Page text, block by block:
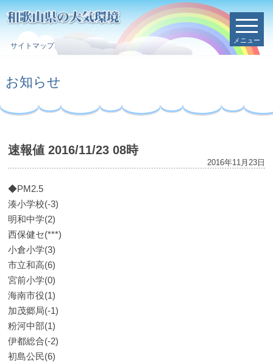
サイトマップ
メニュー
お知らせ
速報値 2016/11/23 08時
2016年11月23日
◆PM2.5
湊小学校(-3)
明和中学(2)
西保健セ(***)
小倉小学(3)
市立和高(6)
宮前小学(0)
海南市役(1)
加茂郷局(-1)
粉河中部(1)
伊都総合(-2)
初島公民(6)